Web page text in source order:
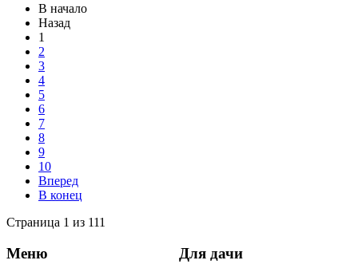
В начало
Назад
1
2
3
4
5
6
7
8
9
10
Вперед
В конец
Страница 1 из 111
Меню Для дачи